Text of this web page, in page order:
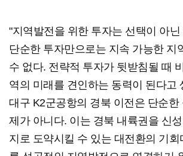
"지역발전을 위한 투자는 선택이 아
단순한 투자만으로는 지속 가능한 지
수 없다. 전략적 투자가 뒷받침될 때
역의 미래를 견인하는 동력이 된다고
대구 K2군공항의 경북 이전은 단순한
제가 아니다. 이는 경북 내륙권을 신
지로 도약시킬 수 있는 대전환의 기회